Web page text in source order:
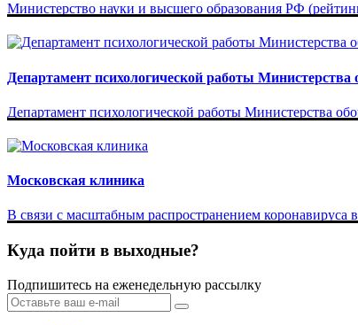
Министерство науки и высшего образования РФ
Департамент психологической работы
Департамент психологической работы Министерства
Московская клиника
В связи с масштабным распространением
Куда пойти в выходные?
Подпишитесь на еженедельную рассылку